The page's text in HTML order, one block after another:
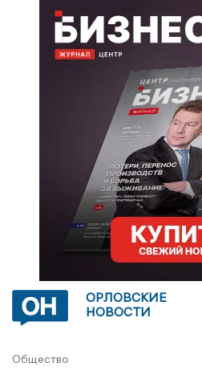
ОРЛОВСКИЕ
НОВОСТИ
Общество